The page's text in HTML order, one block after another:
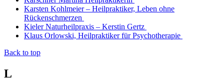
Karsten Kohlmeier – Heilpraktiker, Leben ohne
Rückenschmerzen
Kieler Naturheilpraxis – Kerstin Gertz
Klaus Orlowski, Heilpraktiker für Psychotherapie
Back to top
L